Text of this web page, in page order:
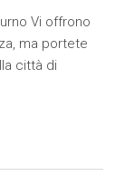
Vi offrono
ma portete
città di